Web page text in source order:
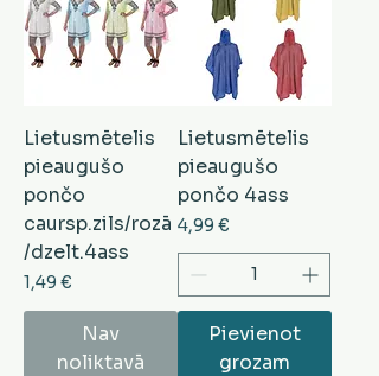
Lietusmētelis
pieaugušo
pončo
caursp.zils/rozā
/dzelt.4ass
Cena
1,49 €
Nav
noliktavā
Lietusmētelis
pieaugušo
pončo 4ass
Cena
4,99 €
Pievienot
grozam